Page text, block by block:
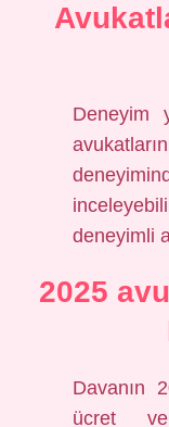
Deneyim
deneyimli
2025
Davanın
ücret